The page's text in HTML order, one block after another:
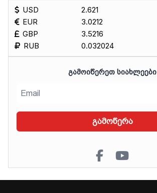
USD
EUR
GBP
RUB
2.621
3.0212
3.5216
0.032024
ᲒᲐᲛᲝᲘᲬᲔᲠᲔᲗ ᲡᲘᲐᲮᲚᲔᲔᲑᲘ
გამოწერა